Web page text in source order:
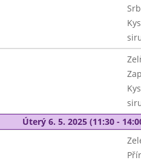
Úterý 6. 5. 2025 (11:30 -